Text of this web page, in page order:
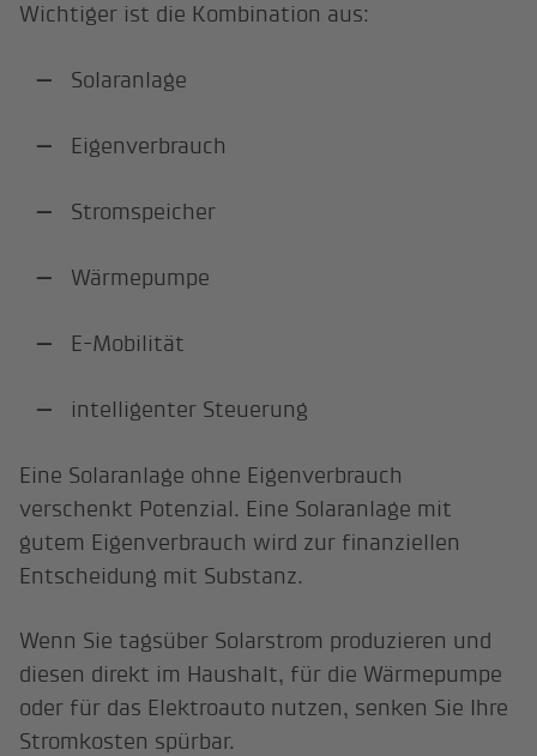
Wichtiger ist die Kombination aus:
Solaranlage
Eigenverbrauch
Stromspeicher
Wärmepumpe
E-Mobilität
intelligenter Steuerung
Eine Solaranlage ohne Eigenverbrauch
verschenkt Potenzial. Eine Solaranlage mit
gutem Eigenverbrauch wird zur finanziellen
Entscheidung mit Substanz.
Wenn Sie tagsüber Solarstrom produzieren und
diesen direkt im Haushalt, für die Wärmepumpe
oder für das Elektroauto nutzen, senken Sie Ihre
Stromkosten spürbar.